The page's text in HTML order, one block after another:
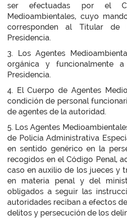
ser efectuadas por el
Medioambientales, cuyo
corresponden al Titular
Presidencia.
3. Los Agentes
orgánica y funcionalmente
Presidencia.
4. El Cuerpo de Agentes
condición de personal
de agentes de la autoridad.
5. Los Agentes
de Policía Administrativa
en sentido genérico en la
recogidos en el Código Penal,
caso en auxilio de los jueces y
en materia penal y del
obligados a seguir las
autoridades reciban a efectos
delitos y persecución de los